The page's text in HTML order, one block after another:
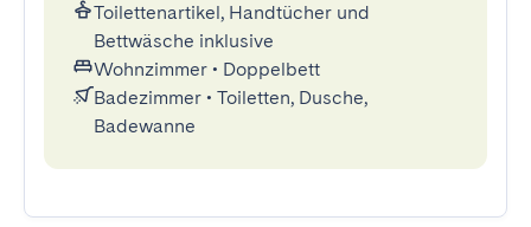
Toilettenartikel, Handtücher und
Bettwäsche inklusive
Wohnzimmer • Doppelbett
Badezimmer • Toiletten, Dusche,
Badewanne